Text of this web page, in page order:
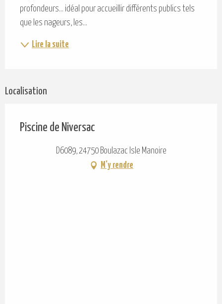
profondeurs... idéal pour accueillir différents publics tels
que les nageurs, les...
Lire la suite
Localisation
Piscine de Niversac
D6089, 24750 Boulazac Isle Manoire
M'y rendre